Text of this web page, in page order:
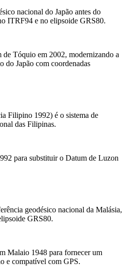
nacional do Japão antes do
ITRF94 e no elipsoide GRS80.
Tóquio em 2002, modernizando a
do Japão com coordenadas
Filipino 1992) é o sistema de
das Filipinas.
para substituir o Datum de Luzon
geodésico nacional da Malásia,
GRS80.
Malaio 1948 para fornecer um
e compatível com GPS.